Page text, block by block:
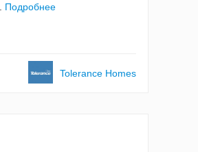
Подробнее
Tolerance Homes